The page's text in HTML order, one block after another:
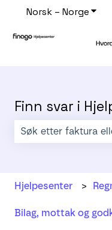
Norsk – NorgeVis
Finn svar i
Hjelpesenter
Bilag, mottak og